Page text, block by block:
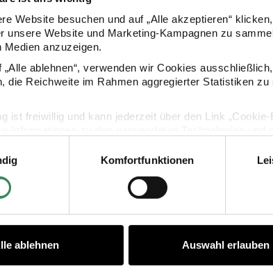
Website besuchen und auf „Alle akzeptieren“
unsere Website und Marketing-Kampagnen zu
Medien anzuzeigen.
„Alle ablehnen“, verwenden wir Cookies
die Reichweite im Rahmen aggregierter Statistiken
ist freiwillig und kann jederzeit über den Link
Vertrag widerrufen
Komfortfunktionen
ablehnen Auswahl erlauben
Stück